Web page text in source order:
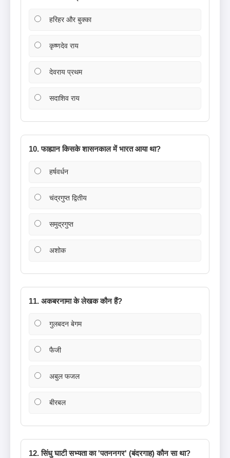
हरिहर और बुक्का
कृष्णदेव राय
देवराय प्रथम
सदाशिव राय
10. फाह्यान किसके शासनकाल में भारत आया था?
हर्षवर्धन
चंद्रगुप्त द्वितीय
समुद्रगुप्त
अशोक
11. अकबरनामा के लेखक कौन हैं?
गुलबदन बेगम
फैजी
अबुल फजल
बीरबल
12. सिंधु घाटी सभ्यता का 'पतननगर' (बंदरगाह) कौन सा था?